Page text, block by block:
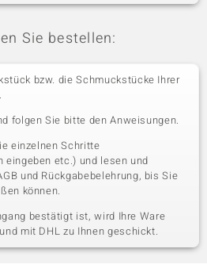
Sie bestellen:
bzw. die Schmuckstücke Ihrer
folgen Sie bitte den Anweisungen.
einzelnen Schritte
eingeben etc.) und lesen und
und Rückgabebelehrung, bis Sie
können.
bestätigt ist, wird Ihre Ware
mit DHL zu Ihnen geschickt.